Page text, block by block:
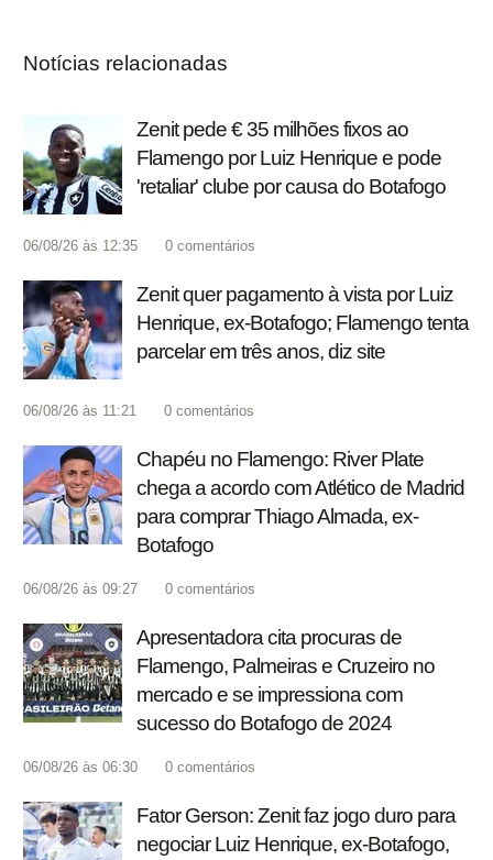
Notícias relacionadas
Zenit pede € 35 milhões fixos ao
Flamengo por Luiz Henrique e pode
'retaliar' clube por causa do Botafogo
06/08/26 às 12:35 0 comentários
Zenit quer pagamento à vista por Luiz
Henrique, ex-Botafogo; Flamengo tenta
parcelar em três anos, diz site
06/08/26 às 11:21 0 comentários
Chapéu no Flamengo: River Plate
chega a acordo com Atlético de Madrid
para comprar Thiago Almada, ex-
Botafogo
06/08/26 às 09:27 0 comentários
Apresentadora cita procuras de
Flamengo, Palmeiras e Cruzeiro no
mercado e se impressiona com
sucesso do Botafogo de 2024
06/08/26 às 06:30 0 comentários
Fator Gerson: Zenit faz jogo duro para
negociar Luiz Henrique, ex-Botafogo,